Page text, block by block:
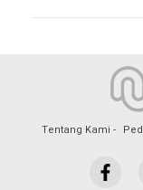
Tentang Kami